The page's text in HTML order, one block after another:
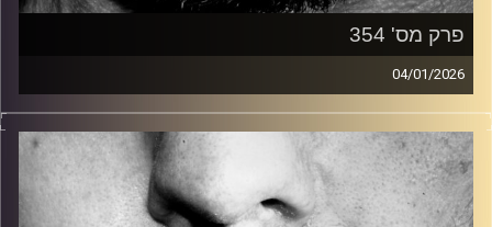
פרק מס' 354
04/01/2026
זיפים, מוזיקה מחוספסת של הופעות חיות. הרבה ג'אם, רוק,
בלוז, bluegrass, ג'אז, Fאנק, פרוגרסיב ואפילו אלקטרוניקה.
כל מה שחי, אמיתי ונושם.
עם שמוליק רגב.